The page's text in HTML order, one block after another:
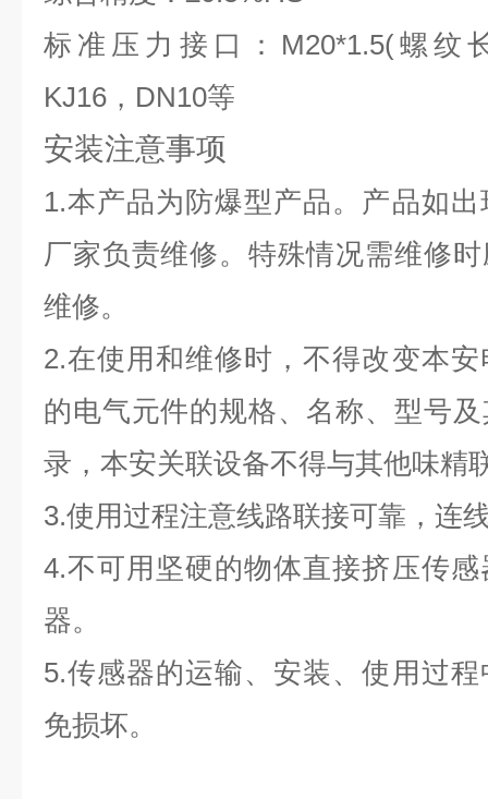
标准压力接口：M20*1.5(螺纹
KJ16，DN10等
安装注意事项
1.本产品为防爆型产品。产品如
厂家负责维修。特殊情况需维修
维修。
2.在使用和维修时，不得改变本
的电气元件的规格、名称、型号
录，本安关联设备不得与其他味精
3.使用过程注意线路联接可靠，连
4.不可用坚硬的物体直接挤压传
器。
5.传感器的运输、安装、使用过
免损坏。